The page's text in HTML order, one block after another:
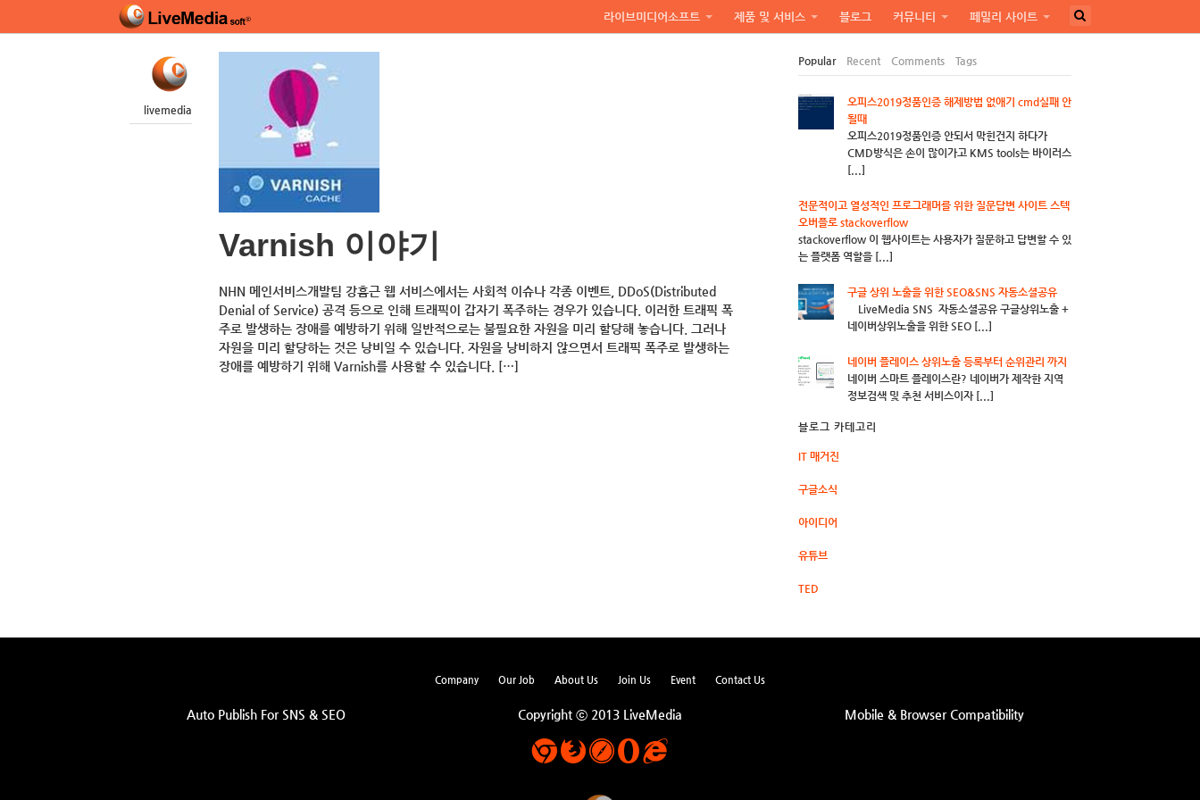
라이브미디어소프트 제품 및 서비스 블로그 커뮤니티 페밀리 사이트
livemedia
Varnish 이야기
NHN 메인서비스개발팀 강흠근 웹 서비스에서는 사회적 이슈나 각종 이벤트, DDoS(Distributed
Denial of Service) 공격 등으로 인해 트래픽이 갑자기 폭주하는 경우가 있습니다. 이러한 트래픽 폭
주로 발생하는 장애를 예방하기 위해 일반적으로는 불필요한 자원을 미리 할당해 놓습니다. 그러나
자원을 미리 할당하는 것은 낭비일 수 있습니다. 자원을 낭비하지 않으면서 트래픽 폭주로 발생하는
장애를 예방하기 위해 Varnish를 사용할 수 있습니다. […]
Popular Recent Comments Tags
오피스2019정품인증 해제방법 없애기 cmd실패 안
될때
오피스2019정품인증 안되서 막힌건지 하다가
CMD방식은 손이 많이가고 KMS tools는 바이러스
[...]
전문적이고 열성적인 프로그래머를 위한 질문답변 사이트 스텍
오버플로 stackoverflow
stackoverflow 이 웹사이트는 사용자가 질문하고 답변할 수 있
는 플랫폼 역할을 [...]
구글 상위 노출을 위한 SEO&SNS 자동소셜공유
LiveMedia SNS 자동소셜공유 구글상위노출 +
네이버상위노출을 위한 SEO [...]
네이버 플레이스 상위노출 등록부터 순위관리 까지
네이버 스마트 플레이스란? 네이버가 제작한 지역
정보검색 및 추천 서비스이자 [...]
블로그 카테고리
IT 매거진
구글소식
아이디어
유튜브
TED
Company Our Job About Us Join Us Event Contact Us
Auto Publish For SNS & SEO Copyright ⓒ 2013 LiveMedia Mobile & Browser Compatibility